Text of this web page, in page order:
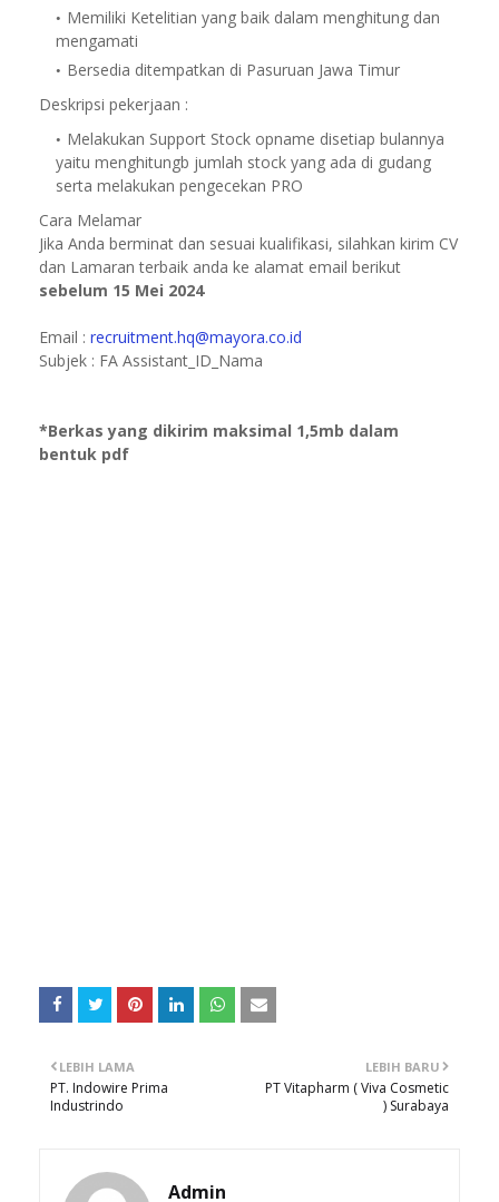
Memiliki Ketelitian yang baik dalam menghitung dan
mengamati
Bersedia ditempatkan di Pasuruan Jawa Timur
Deskripsi pekerjaan :
Melakukan Support Stock opname disetiap bulannya
yaitu menghitungb jumlah stock yang ada di gudang
serta melakukan pengecekan PRO
Cara Melamar
Jika Anda berminat dan sesuai kualifikasi, silahkan kirim CV
dan Lamaran terbaik anda ke alamat email berikut
sebelum 15 Mei 2024
Email : recruitment.hq@mayora.co.id
Subjek : FA Assistant_ID_Nama
*Berkas yang dikirim maksimal 1,5mb dalam
bentuk pdf
LEBIH BARU
PT Vitapharm ( Viva Cosmetic
) Surabaya
LEBIH LAMA
PT. Indowire Prima
Industrindo
Admin